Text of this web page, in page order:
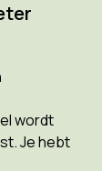
wordt
Je hebt